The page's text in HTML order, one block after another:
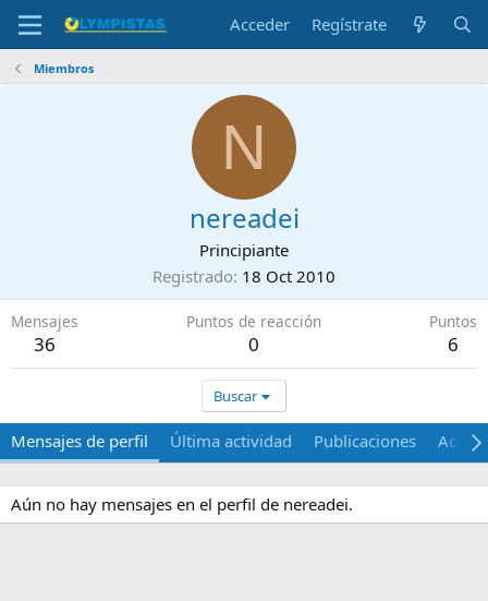
Acceder Regístrate
Miembros
N
nereadei
Principiante
Registrado 18 Oct 2010
Mensajes
36
Puntos de reacción
0
Puntos
6
Buscar
Mensajes de perfil Última actividad Publicaciones Acerca
Aún no hay mensajes en el perfil de nereadei.